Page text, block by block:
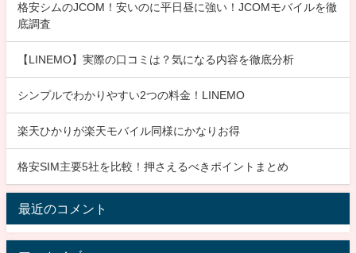
格安シムのJCOM！安いのに平日昼に強い！JCOMモバイルを徹
底調査
【LINEMO】実際の口コミは？気になる内容を徹底分析
シンプルでわかりやすい2つの料金！LINEMO
楽天ひかりが楽天モバイル同様にかなりお得
格安SIM主要5社を比較！押さえるべきポイントまとめ
最近のコメント